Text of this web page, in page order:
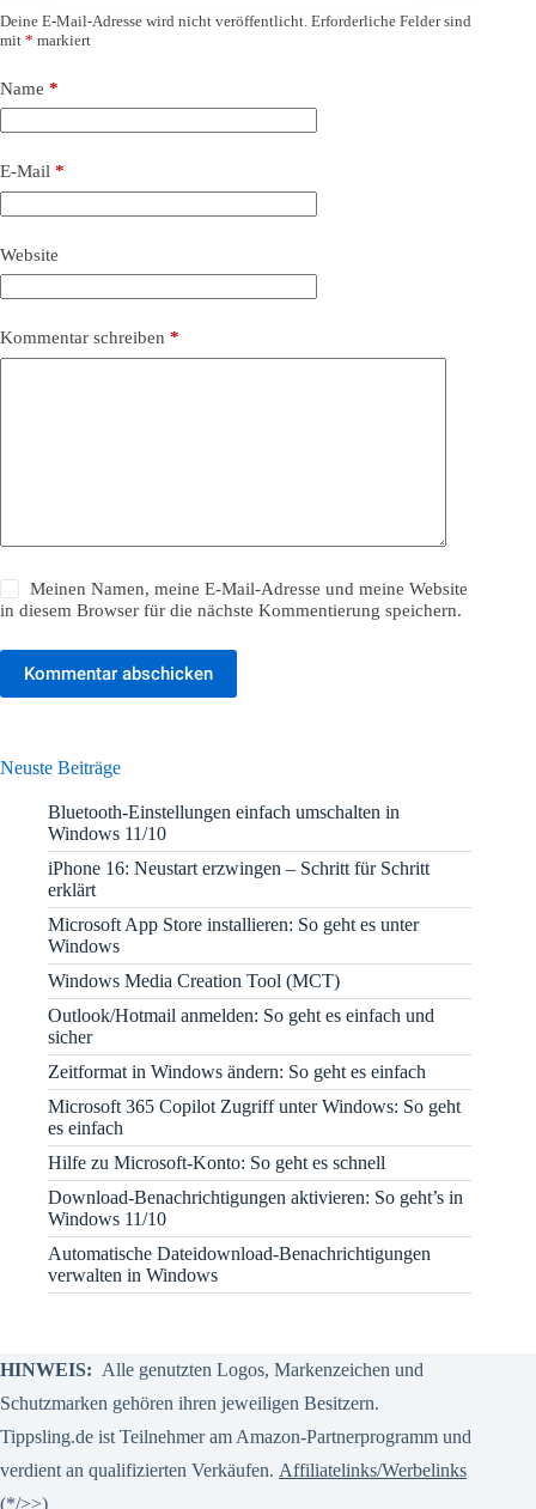
Deine E-Mail-Adresse wird nicht veröffentlicht. Erforderliche Felder sind
mit * markiert
Name *
E-Mail *
Website
Kommentar schreiben *
Meinen Namen, meine E-Mail-Adresse und meine Website
in diesem Browser für die nächste Kommentierung speichern.
Kommentar abschicken
Neuste Beiträge
Bluetooth-Einstellungen einfach umschalten in
Windows 11/10
iPhone 16: Neustart erzwingen – Schritt für Schritt
erklärt
Microsoft App Store installieren: So geht es unter
Windows
Windows Media Creation Tool (MCT)
Outlook/Hotmail anmelden: So geht es einfach und
sicher
Zeitformat in Windows ändern: So geht es einfach
Microsoft 365 Copilot Zugriff unter Windows: So geht
es einfach
Hilfe zu Microsoft-Konto: So geht es schnell
Download-Benachrichtigungen aktivieren: So geht’s in
Windows 11/10
Automatische Dateidownload-Benachrichtigungen
verwalten in Windows
HINWEIS: Alle genutzten Logos, Markenzeichen und
Schutzmarken gehören ihren jeweiligen Besitzern.
Tippsling.de ist Teilnehmer am Amazon-Partnerprogramm und
verdient an qualifizierten Verkäufen. Affiliatelinks/Werbelinks
(*/>>)